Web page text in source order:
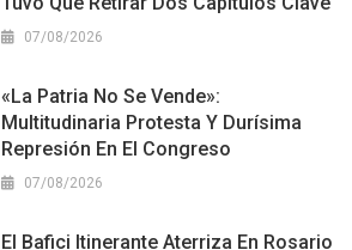
07/08/2026
«La Patria No Se Vende»:
Multitudinaria Protesta Y Durísima
Represión En El Congreso
07/08/2026
El Bafici Itinerante Aterriza En Rosario